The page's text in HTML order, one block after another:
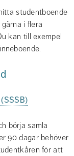
studentboende
i flera
kan till exempel
börja samla
90 dagar behöver
för att